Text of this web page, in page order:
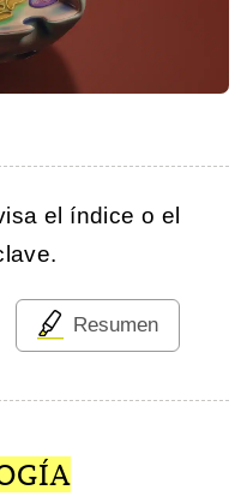
el índice o el
Resumen